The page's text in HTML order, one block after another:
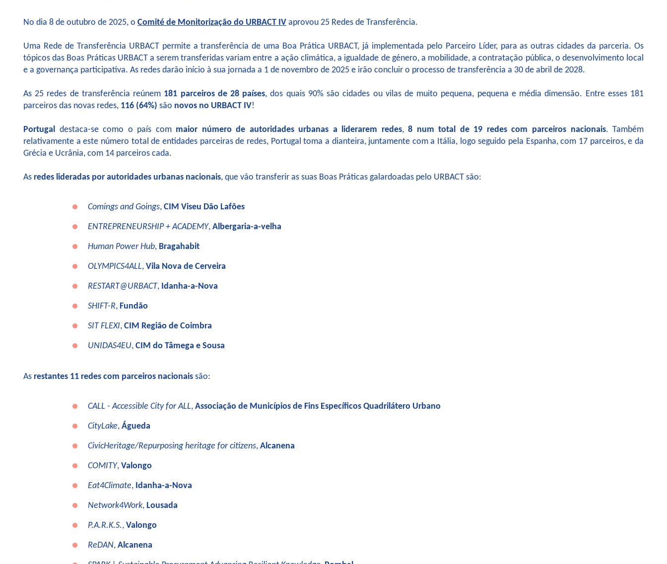
No dia 8 de outubro de 2025, o Comité de Monitorização do URBACT IV aprovou 25 Redes de Transferência.
Uma Rede de Transferência URBACT permite a transferência de uma Boa Prática URBACT, já implementada pelo Parceiro Líder, para as outras cidades da parceria. Os
tópicos das Boas Práticas URBACT a serem transferidas variam entre a ação climática, a igualdade de género, a mobilidade, a contratação pública, o desenvolvimento local
e a governança participativa. As redes darão início à sua jornada a 1 de novembro de 2025 e irão concluir o processo de transferência a 30 de abril de 2028.
As 25 redes de transferência reúnem 181 parceiros de 28 países, dos quais 90% são cidades ou vilas de muito pequena, pequena e média dimensão. Entre esses 181
parceiros das novas redes, 116 (64%) são novos no URBACT IV!
Portugal destaca-se como o país com maior número de autoridades urbanas a liderarem redes,8 num total de 19 redes com parceiros nacionais. Também
relativamente a este número total de entidades parceiras de redes, Portugal toma a dianteira, juntamente com a Itália, logo seguido pela Espanha, com 17 parceiros, e da
Grécia e Ucrânia, com 14 parceiros cada.
As redes lideradas por autoridades urbanas nacionais, que vão transferir as suas Boas Práticas galardoadas pelo URBACT são:
Comings and Goings,CIM Viseu Dão Lafões
ENTREPRENEURSHIP + ACADEMY,Albergaria-a-velha
Human Power Hub, Bragahabit
OLYMPICS4ALL,Vila Nova de Cerveira
RESTART@URBACT, Idanha-a-Nova
SHIFT-R, Fundão
SIT FLEXI,CIM Região de Coimbra
UNIDAS4EU,CIM do Tâmega e Sousa
As restantes 11 redes com parceiros nacionais são:
CALL - Accessible City for ALL,Associação de Municípios de Fins Específicos Quadrilátero Urbano
CityLake,Águeda
CivicHeritage/Repurposing heritage for citizens,Alcanena
COMITY,Valongo
Eat4Climate, Idanha-a-Nova
Network4Work, Lousada
P.A.R.K.S.,Valongo
ReDAN,Alcanena